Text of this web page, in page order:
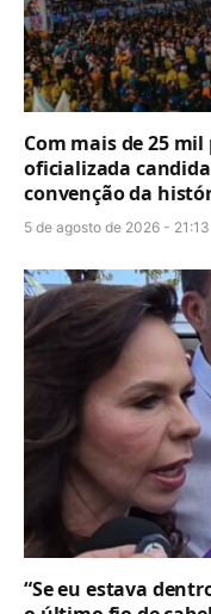
Com mais de 25
oficializada
convenção da
5 de agosto de 2026 - 21:13
“Se eu estava